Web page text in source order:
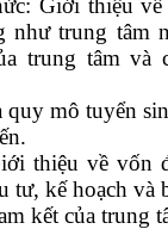
như trung tâm
trung tâm và
mô tuyển
thiệu về vốn
tư, kế hoạch và
kết của trung